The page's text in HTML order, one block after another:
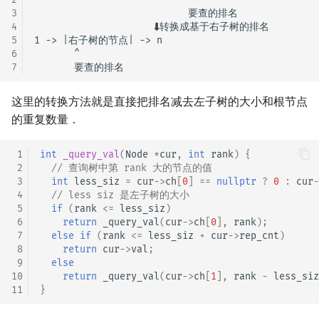
3
4
5
6
7
                           要查的排名
                     ⬇转换成基于右子树的排名
1 -> |右子树的节点| -> n
       ^
这里的转换方法就是直接把排名减去左子树的大小和根节点
的重复数量．
1
2
3
4
5
6
7
8
9
10
11
int _query_val(Node *cur, int rank) {
// 查询树中第 rank 大的节点的值
int less_siz = cur->ch 0 == nullptr ? 0 : cur
// less siz 是左子树的大小
if (rank <= less_siz)
return
_query_val(cur->ch 0 ], rank);
else if (rank <= less_siz + cur->rep_cnt)
return cur->val ;
else
return
_query_val(cur->ch 1 ], rank - less_siz
}